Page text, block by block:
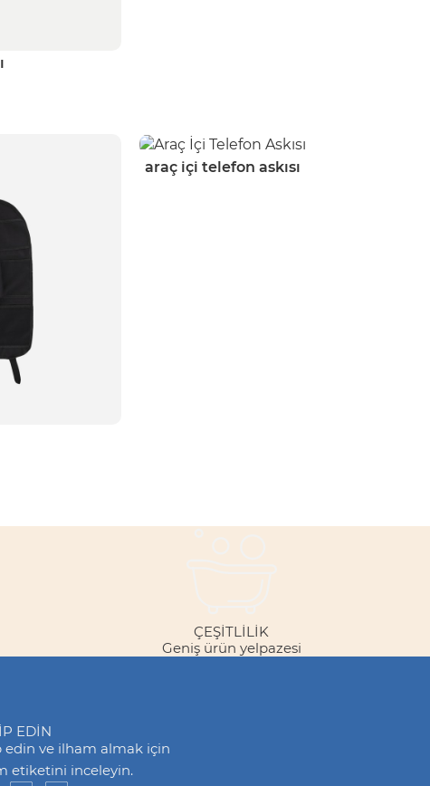
araç i̇çi telefon askısı
ÇEŞITLILIK
Geniş ürün yelpazesi
EDİN
edin ve ilham almak için
etiketini inceleyin.